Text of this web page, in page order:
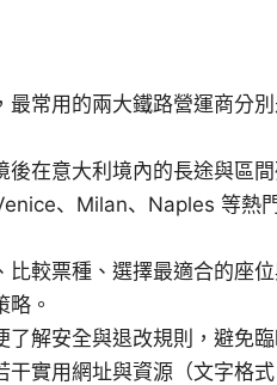
最常用的兩大鐵路營運商分
後在意大利境內的長途與區
、Milan、Naples 等熱
比較票種、選擇最適合的座
略。
解安全與退改規則，避免
干實用網址與資源（文字格